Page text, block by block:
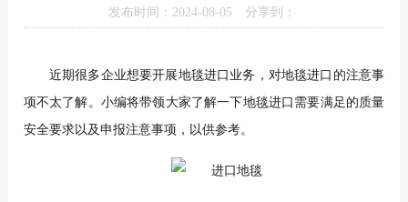
发布时间：2024-08-05 分享到：
近期很多企业想要开展地毯进口业务，对地毯进口的注意事
项不太了解。小编将带领大家了解一下地毯进口需要满足的质量
安全要求以及申报注意事项，以供参考。